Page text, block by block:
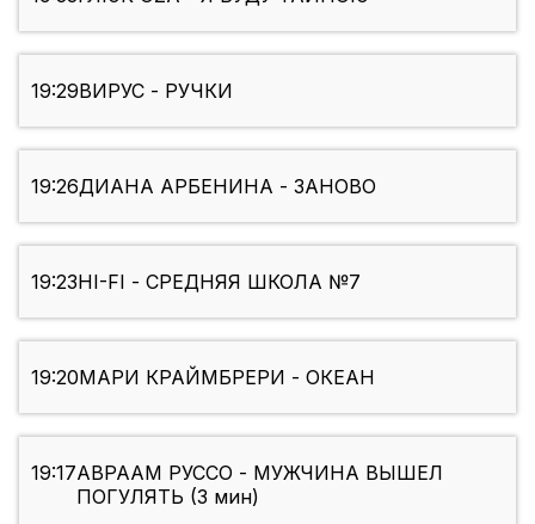
19:29ВИРУС - РУЧКИ
19:26ДИАНА АРБЕНИНА - ЗАНОВО
19:23HI-FI - СРЕДНЯЯ ШКОЛА №7
19:20МАРИ КРАЙМБРЕРИ - ОКЕАН
19:17АВРААМ РУССО - МУЖЧИНА ВЫШЕЛ
ПОГУЛЯТЬ (3 мин)